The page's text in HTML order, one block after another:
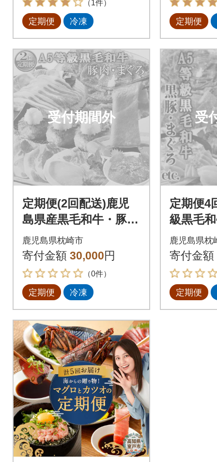
（1件）
定期便 冷凍 定期便
受付期間外
定期便(2回配送)鹿児
島県産黒毛和牛・豚
肉・まぐろ 10月20
日受付終了 DD-6003
鹿児島県枕崎市
寄付金額 30,000円
（0件）
定期便 冷凍
受
定期便
級黒毛
ぐろetc
鹿児島県枕
寄付金額
定期便